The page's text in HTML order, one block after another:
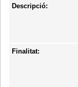
Descripció:
Finalitat: